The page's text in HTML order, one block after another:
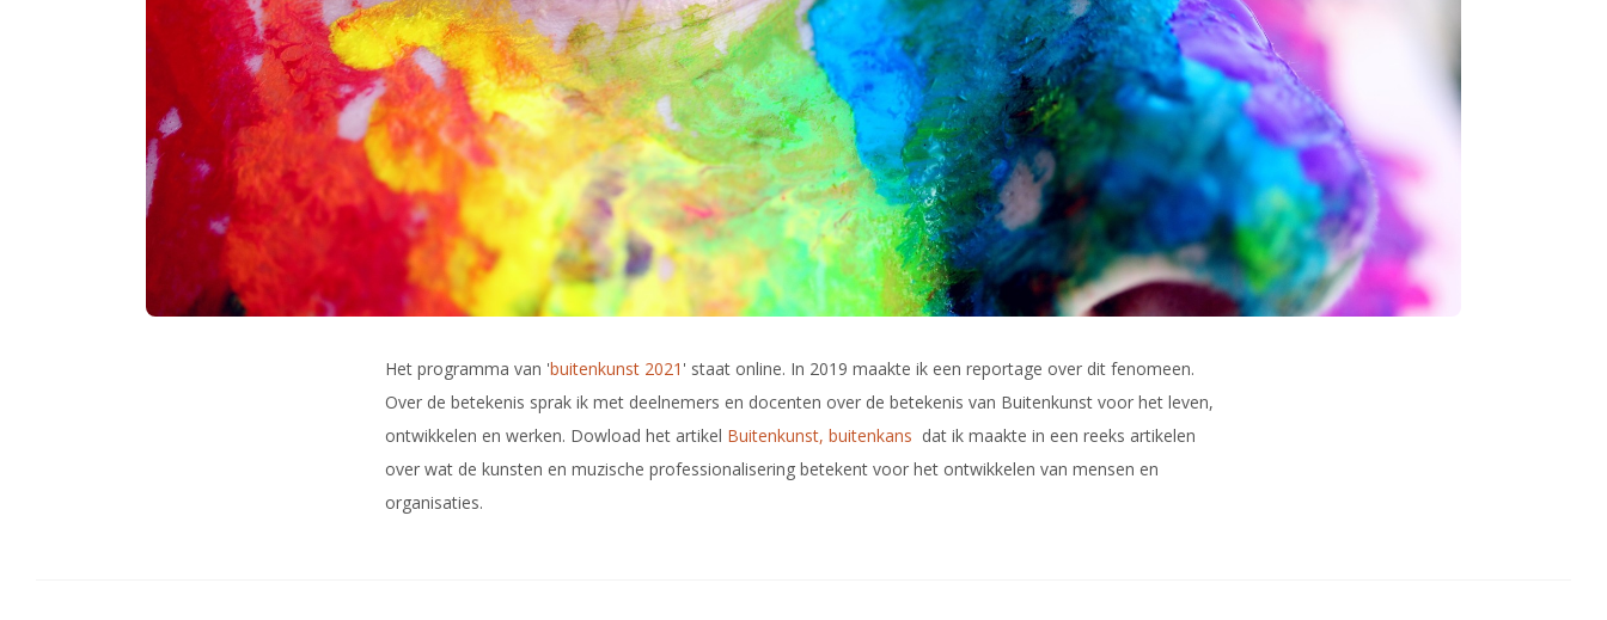
Het programma van 'buitenkunst 2021 ' staat online. In 2019 maakte ik een reportage over dit fenomeen.
Over de betekenis sprak ik met deelnemers en docenten over de betekenis van Buitenkunst voor het leven,
ontwikkelen en werken. Dowload het artikel Buitenkunst, buitenkans dat ik maakte in een reeks artikelen
over wat de kunsten en muzische professionalisering betekent voor het ontwikkelen van mensen en
organisaties.